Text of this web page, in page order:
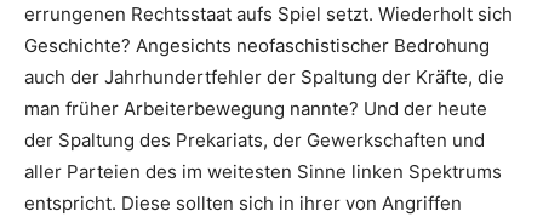
errungenen Rechtsstaat aufs Spiel setzt. Wiederholt sich
Geschichte? Angesichts neofaschistischer Bedrohung
auch der Jahrhundertfehler der Spaltung der Kräfte, die
man früher Arbeiterbewegung nannte? Und der heute
der Spaltung des Prekariats, der Gewerkschaften und
aller Parteien des im weitesten Sinne linken Spektrums
entspricht. Diese sollten sich in ihrer von Angriffen